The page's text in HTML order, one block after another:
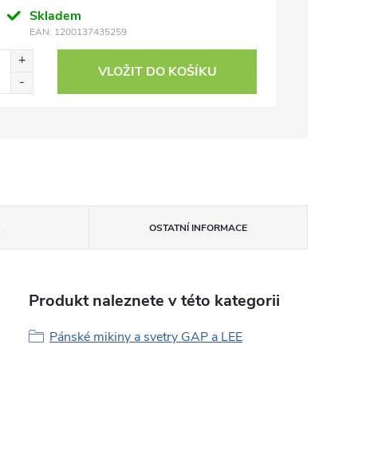
Skladem
EAN: 1200137435259
VLOŽIT DO KOŠÍKU
OSTATNÍ INFORMACE
Produkt naleznete v této kategorii
Pánské mikiny a svetry GAP a LEE